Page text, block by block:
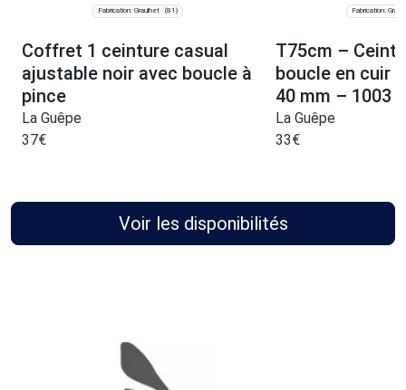
Fabrication: Graulhet (81)
Coffret 1 ceinture casual
ajustable noir avec boucle à
pince
La Guêpe
37€
Fabrication:
T75cm –
boucle en cuir
40 mm – 1003
La Guêpe
33€
Voir les disponibilités